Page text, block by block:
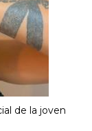
de la joven